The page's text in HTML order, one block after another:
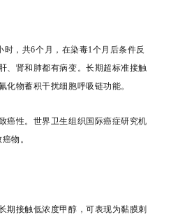
时，共6个月，在染毒1个月后条件反
、肾和肺都有病变。长期超标准接触
化物蓄积干扰细胞呼吸链功能。
癌性。世界卫生组织国际癌症研究机
物。
期接触低浓度甲醇，可表现为黏膜刺